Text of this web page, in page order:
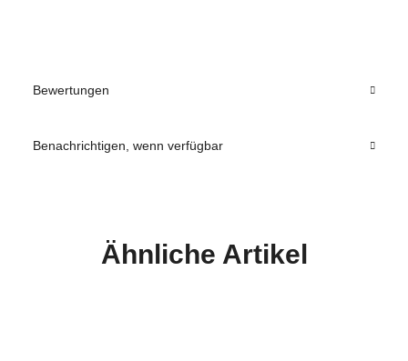
Bewertungen
Benachrichtigen, wenn verfügbar
Ähnliche Artikel